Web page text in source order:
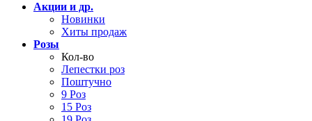
Акции и др.
Новинки
Хиты продаж
Розы
Кол-во
Лепестки роз
Поштучно
9 Роз
15 Роз